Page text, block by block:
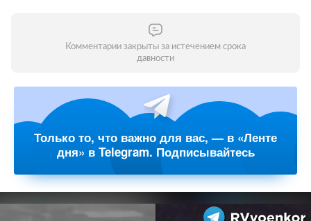
Комментарии закрыты за истечением срока
давности
Только то, что важно для вас, — в «Ленте
дня» в Telegram. Подписывайтесь